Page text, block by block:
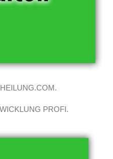
PROFI.